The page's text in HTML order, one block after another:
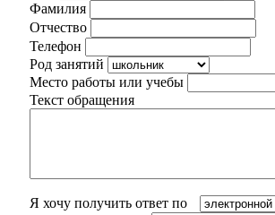
Фамилия
Отчество
Телефон
Род занятий
Место работы или учебы
Текст обращения
Я хочу получить ответ по